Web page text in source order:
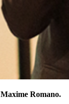
Maxime Romano.